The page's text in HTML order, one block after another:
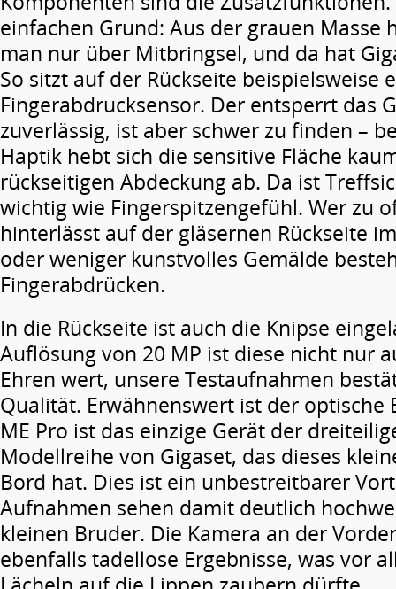
einfachen Grund: Aus der grauen Masse
man nur über Mitbringsel, und da hat
So sitzt auf der Rückseite beispielsweise
Fingerabdrucksensor. Der entsperrt das
zuverlässig, ist aber schwer zu finden –
Haptik hebt sich die sensitive Fläche
rückseitigen Abdeckung ab. Da ist
wichtig wie Fingerspitzengefühl. Wer zu
hinterlässt auf der gläsernen Rückseite
oder weniger kunstvolles Gemälde
Fingerabdrücken.
In die Rückseite ist auch die Knipse
Auflösung von 20 MP ist diese nicht nur
Ehren wert, unsere Testaufnahmen
Qualität. Erwähnenswert ist der optische
ME Pro ist das einzige Gerät der
Modellreihe von Gigaset, das dieses
Bord hat. Dies ist ein unbestreitbarer
Aufnahmen sehen damit deutlich
kleinen Bruder. Die Kamera an der
ebenfalls tadellose Ergebnisse, was vor